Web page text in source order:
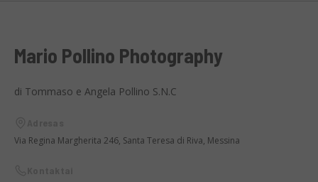
Mario Pollino Photography
di Tommaso e Angela Pollino S.N.C
Via Regina Margherita 246, Santa Teresa di Riva, Messina